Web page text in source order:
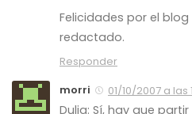
Felicidades por el
redactado.
Responder
morri
01/10/2007 a las
Dulia: Sí, hay que